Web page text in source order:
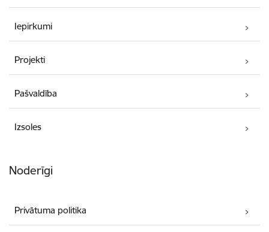
Iepirkumi
Projekti
Pašvaldība
Izsoles
Noderīgi
Privātuma politika